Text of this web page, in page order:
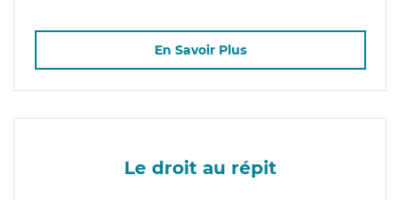
En Savoir Plus
Le droit au répit